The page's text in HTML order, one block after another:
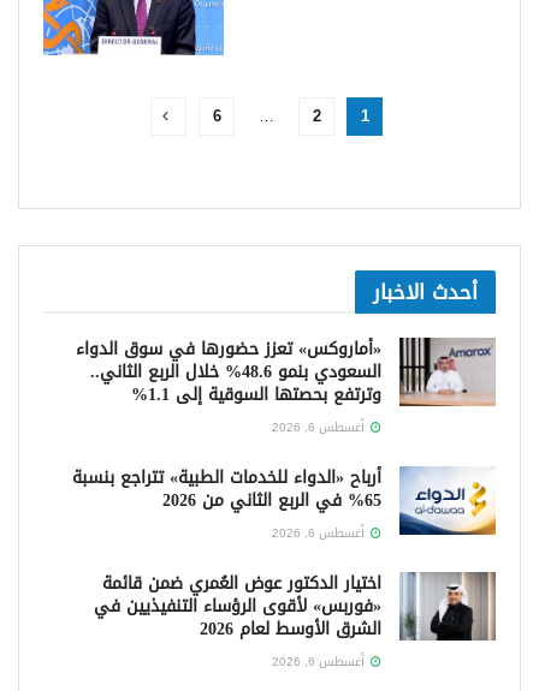
1
2
…
6
أحدث الاخبار
«أماروكس» تعزز حضورها في سوق الدواء
السعودي بنمو 48.6% خلال الربع الثاني..
وترتفع بحصتها السوقية إلى 1.1%
أغسطس 6, 2026
أرباح «الدواء للخدمات الطبية» تتراجع بنسبة
65% في الربع الثاني من 2026
أغسطس 6, 2026
اختيار الدكتور عوض العُمري ضمن قائمة
«فوربس» لأقوى الرؤساء التنفيذيين في
الشرق الأوسط لعام 2026
أغسطس 6, 2026